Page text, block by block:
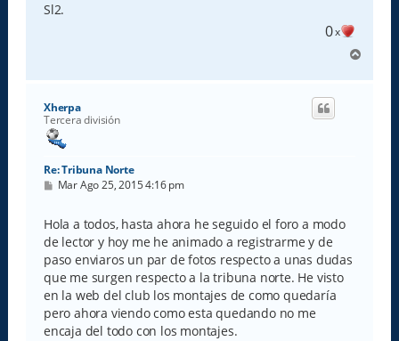
Sl2.
0x
r
Xherpa
Tercera división
Re: Tribuna Norte
M
s
a
j
e
Mar Ago 25, 2015 4:16 pm
Hola a todos, hasta ahora he seguido el foro a modo
de lector y hoy me he animado a registrarme y de
paso enviaros un par de fotos respecto a unas dudas
que me surgen respecto a la tribuna norte. He visto
en la web del club los montajes de como quedaría
pero ahora viendo como esta quedando no me
encaja del todo con los montajes.